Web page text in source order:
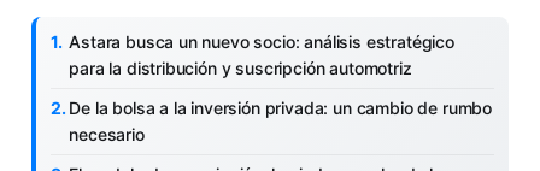
Astara busca un nuevo socio: análisis estratégico
para la distribución y suscripción automotriz
De la bolsa a la inversión privada: un cambio de rumbo
necesario